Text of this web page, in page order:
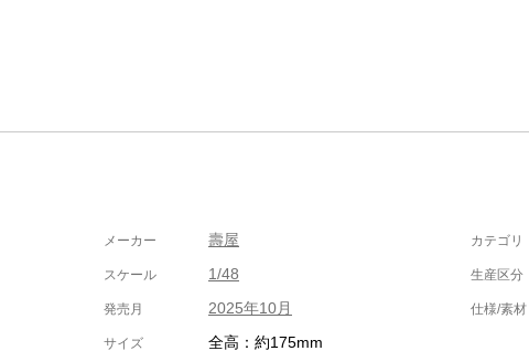
メーカー 壽屋 カテゴリ
スケール 1/48 生産区分
発売月 2025年10月 仕様/素材
サイズ 全高：約175mm